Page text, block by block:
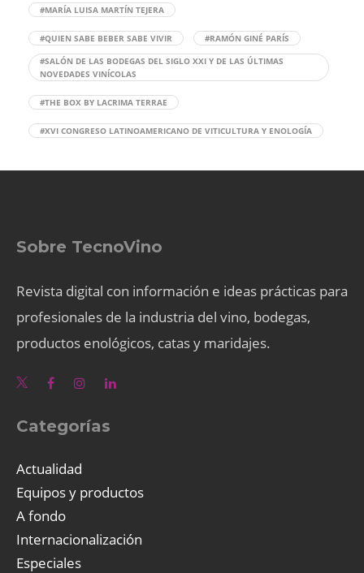
#MARÍA LUISA MARTÍN TEJERA
#QUIEN SABE BEBER SABE VIVIR
#RAMÓN GINÉ PARÍS
#SALÓN DE LAS BODEGAS DEL SIGLO XXI Y DE LAS ÚLTIMAS
NOVEDADES VINÍCOLAS
#THE BOX BY LACRIMA TERRAE
#XVI CONGRESO LATINOAMERICANO DE VITICULTURA Y ENOLOGÍA
Sobre TecnoVino
Revista digital con información e ideas prácticas para
profesionales de la industria del vino, bodegas,
productos enológicos, catas y maridajes.
Categorías
Actualidad
Equipos y productos
A fondo
Internacionalización
Especiales